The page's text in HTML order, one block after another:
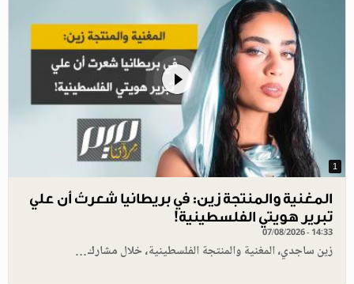
1
المغنية والمنتجة زين: في بريطانيا شعرتُ أن علي
تبرير هويتي الفلسطينية!
07/08/2026 - 14:33
زين ساجدي، المغنية والمنتجة الفلسطينية، خلال مشارك…